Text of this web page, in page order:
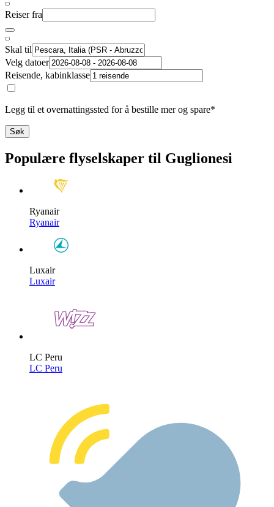
Reiser fra
Skal til
Velg datoer
Reisende, kabinklasse
Legg til et overnattingssted for å bestille mer og spare*
Søk
Populære flyselskaper til Guglionesi
Ryanair
Ryanair
Luxair
Luxair
LC Peru
LC Peru